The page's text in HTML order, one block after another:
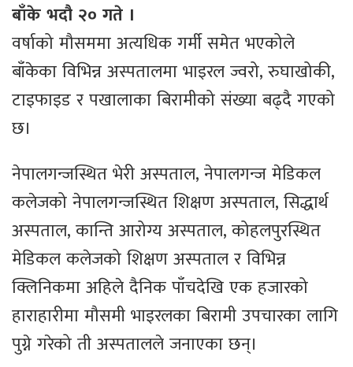
बाँके भदौ २० गते ।
वर्षाको मौसममा अत्यधिक गर्मी समेत भएकोले
बाँकेका विभिन्न अस्पतालमा भाइरल ज्वरो, रुघाखोकी,
टाइफाइड र पखालाका बिरामीको संख्या बढ्दै गएको
छ।
नेपालगन्जस्थित भेरी अस्पताल, नेपालगन्ज मेडिकल
कलेजको नेपालगन्जस्थित शिक्षण अस्पताल, सिद्धार्थ
अस्पताल, कान्ति आरोग्य अस्पताल, कोहलपुरस्थित
मेडिकल कलेजको शिक्षण अस्पताल र विभिन्न
क्लिनिकमा अहिले दैनिक पाँचदेखि एक हजारको
हाराहारीमा मौसमी भाइरलका बिरामी उपचारका लागि
पुग्ने गरेको ती अस्पतालले जनाएका छन्।